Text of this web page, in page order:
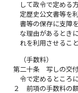
して政令で定める
定歴史公文書等を
書等の保存に支障
な理由があるとき
れを利用させるこ
（手数料）
第二十条
写しの交
令で定めるところ
２
前項の手数料の